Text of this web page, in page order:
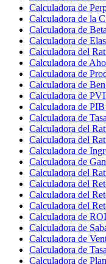
Calculadora de
Calculadora de la
Calculadora de
Calculadora de
Calculadora del
Calculadora de
Calculadora de
Calculadora de
Calculadora de
Calculadora de PIB
Calculadora de
Calculadora del
Calculadora del
Calculadora de
Calculadora de
Calculadora del
Calculadora del
Calculadora del
Calculadora del
Calculadora de
Calculadora de
Calculadora de
Calculadora de
Calculadora de